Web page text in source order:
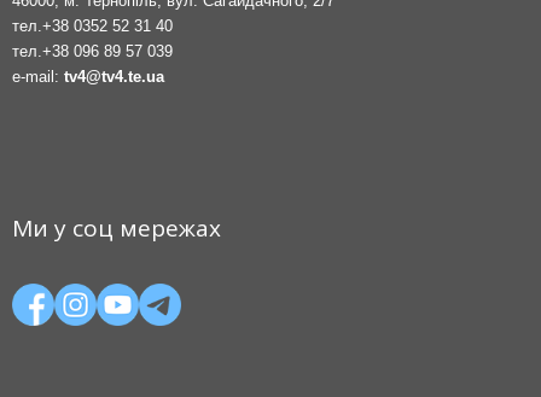
тел. +38 0352 52 31 40
тел. +38 096 89 57 039
e-mail: tv4@tv4.te.ua
Ми у соц мережах